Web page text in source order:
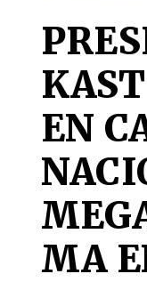
EN
MA